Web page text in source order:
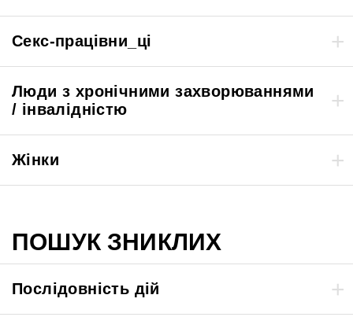
Секс-працівни_ці
Люди з хронічними захворюваннями
/ інвалідністю
Жінки
ПОШУК ЗНИКЛИХ
Послідовність дій